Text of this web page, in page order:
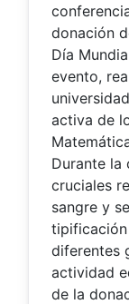
donación
Día
evento,
activa de
Durante la
cruciales
sangre y
tipificación
diferentes
actividad
de la